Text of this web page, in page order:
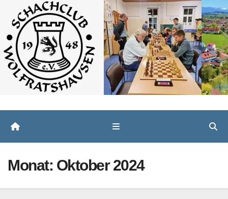
springen
Monat: Oktober 2024